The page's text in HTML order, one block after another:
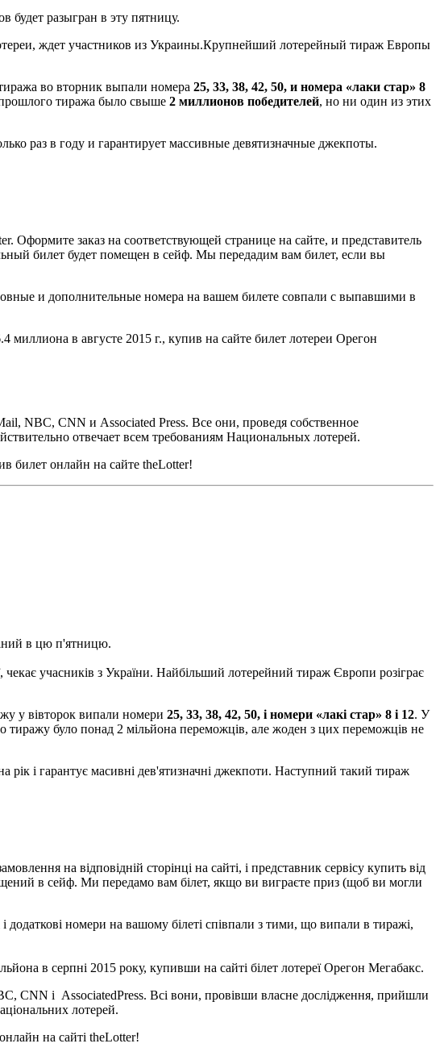
разыгран в эту пятницу.
ждет участников из Украины.Крупнейший лотерейный тираж Европы
во вторник выпали номера 25, 33, 38, 42, 50, и номера «лаки стар» 8
прошлого тиража было свыше 2 миллионов победителей, но ни один из этих
раз в году и гарантирует массивные девятизначные джекпоты.
заказ на соответствующей странице на сайте, и представитель
билет будет помещен в сейф. Мы передадим вам билет, если вы
и дополнительные номера на вашем билете совпали с выпавшими в
в августе 2015 г., купив на сайте билет лотереи Орегон
NBC, CNN и Associated Press. Все они, проведя собственное
отвечает всем требованиям Национальных лотерей.
билет онлайн на сайте theLotter!
в цю п'ятницю.
чекає учасників з України. Найбільший лотерейний тираж Європи розіграє
у вівторок випали номери 25, 33, 38, 42, 50, і номери «лакі стар» 8 і 12. У
тиражу було понад 2 мільйона переможців, але жоден з цих переможців не
і гарантує масивні дев'ятизначні джекпоти. Наступний такий тираж
на відповідній сторінці на сайті, і представник сервісу купить від
в сейф. Ми передамо вам білет, якщо ви виграєте приз (щоб ви могли
додаткові номери на вашому білеті співпали з тими, що випали в тиражі,
в серпні 2015 року, купивши на сайті білет лотереї Орегон Мегабакс.
CNN і AssociatedPress. Всі вони, провівши власне дослідження, прийшли
лотерей.
на сайті theLotter!